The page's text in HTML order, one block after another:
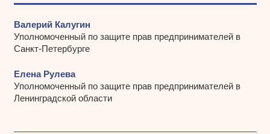
Валерий Калугин
Уполномоченный по защите прав предпринимателей в
Санкт-Петербурге
Елена Рулева
Уполномоченный по защите прав предпринимателей в
Ленинградской области